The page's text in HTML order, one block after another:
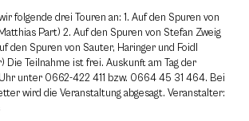
folgende drei Touren an: 1. Auf den Spuren von
Part) 2. Auf den Spuren von Stefan Zweig
den Spuren von Sauter, Haringer und Foidl
Die Teilnahme ist frei. Auskunft am Tag der
Uhr unter 0662-422 411 bzw. 0664 45 31 464. Bei
wird die Veranstaltung abgesagt. Veranstalter: